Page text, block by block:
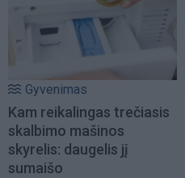
Gyvenimas
Kam reikalingas trečiasis
skalbimo mašinos
skyrelis: daugelis jį
sumaišo